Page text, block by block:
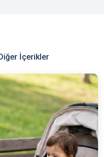
İçerikler